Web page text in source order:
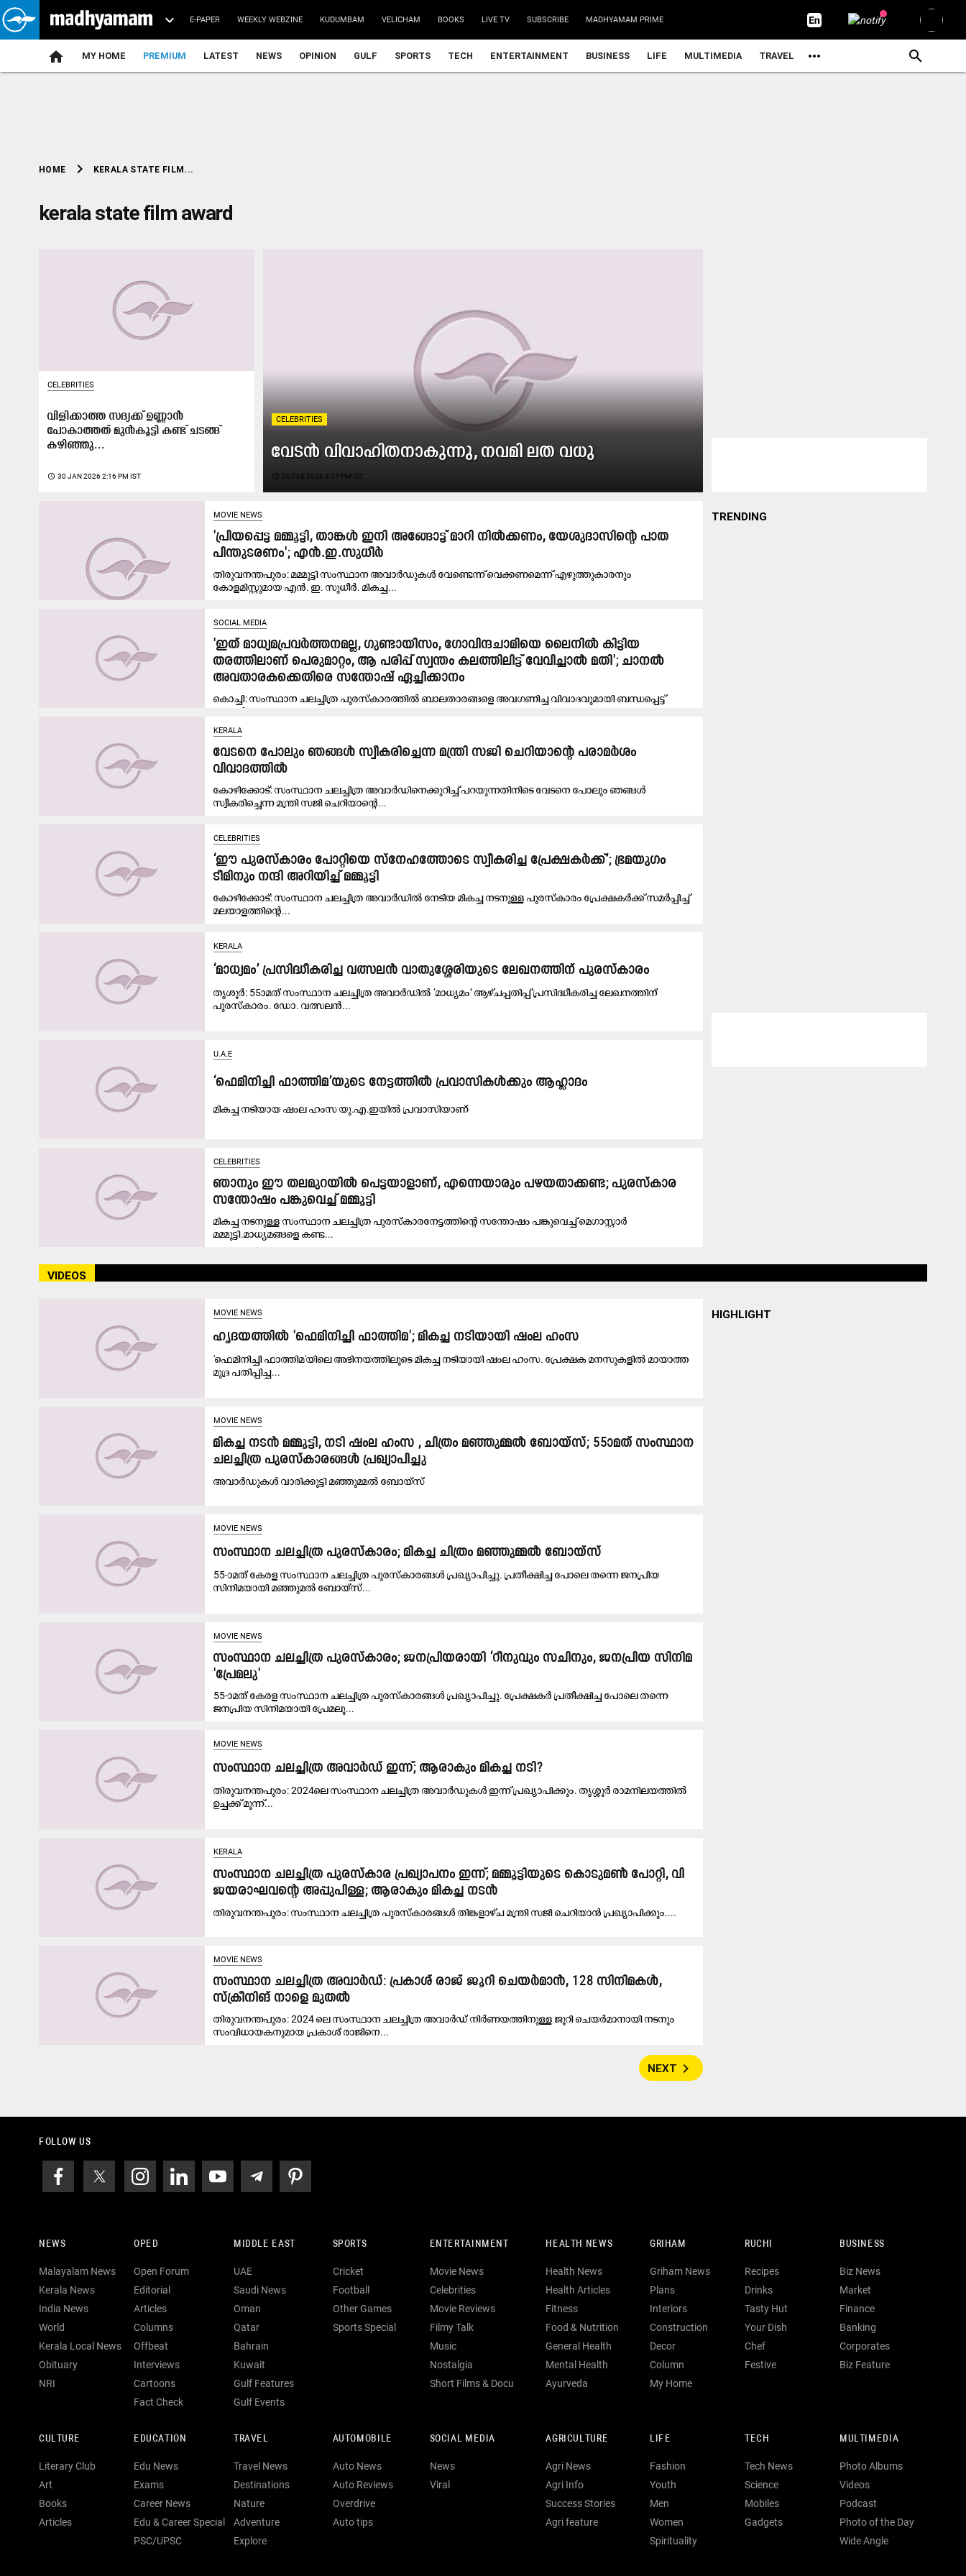
E-PAPER WEEKLY WEBZINE KUDUMBAM VELICHAM BOOKS LIVE TV SUBSCRIBE MADHYAMAM PRIME
home MY HOME PREMIUM LATEST NEWS OPINION GULF SPORTS TECH ENTERTAINMENT BUSINESS LIFE MULTIMEDIA TRAVEL
HOME chevron_right KERALA STATE FILM...
kerala state film award
CELEBRITIES
വേടൻ വിവാഹിതനാകുന്നു, നവമി ലത വധു
access_time 20 FEB 2026 4:17 PM IST
CELEBRITIES
വിളിക്കാത്ത സദ്യക്ക് ഉണ്ണാൻ
പോകാത്തത് മുൻകൂട്ടി കണ്ട് ചടങ്ങ്
കഴിഞ്ഞു...
access_time 30 JAN 2026 2:16 PM IST
MOVIE NEWS
'പ്രിയപ്പെട്ട മമ്മൂട്ടി, താങ്കൾ ഇനി അങ്ങോട്ട് മാറി നിൽക്കണം, യേശുദാസിന്റെ പാത
പിന്തുടരണം'; എൻ.ഇ.സുധീർ
തിരുവനന്തപുരം: മമ്മൂട്ടി സംസ്ഥാന അവാർഡുകൾ വേണ്ടെന്ന് വെക്കണമെന്ന് എഴുത്തുകാരനും
കോളമിസ്റ്റുമായ എൻ. ഇ. സുധീർ. മികച്ച...
SOCIAL MEDIA
'ഇത് മാധ്യമപ്രവർത്തനമല്ല, ഗുണ്ടായിസം, ഗോവിന്ദചാമിയെ ലൈനിൽ കിട്ടിയ
തരത്തിലാണ് പെരുമാറ്റം, ആ പരിപ്പ് സ്വന്തം കലത്തിലിട്ട് വേവിച്ചാൽ മതി'; ചാനൽ
അവതാരകക്കെതിരെ സന്തോഷ് ഏച്ചിക്കാനം
കൊച്ചി: സംസ്ഥാന ചലച്ചിത്ര പുരസ്കാരത്തിൽ ബാലതാരങ്ങളെ അവഗണിച്ച വിവാദവുമായി ബന്ധപ്പെട്ട്
ചാനൽ അവതാരകക്കെതിരെ കടുത്ത...
KERALA
വേടനെ പോലും ഞങ്ങൾ സ്വീകരിച്ചെന്ന മന്ത്രി സജി ചെറിയാന്റെ പരാമർശം
വിവാദത്തിൽ
കോഴിക്കോട്: സംസ്ഥാന ചലച്ചിത്ര അവാർഡിനെക്കുറിച്ച് പറയുന്നതിനിടെ വേടനെ പോലും ഞങ്ങൾ
സ്വീകരിച്ചെന്ന മന്ത്രി സജി ചെറിയാന്റെ...
CELEBRITIES
‘ഈ പുരസ്‌കാരം പോറ്റിയെ സ്‌നേഹത്തോടെ സ്വീകരിച്ച പ്രേക്ഷകർക്ക്’; ഭ്രമയുഗം
ടീമിനും നന്ദി അറിയിച്ച് മമ്മൂട്ടി
കോഴിക്കോട്: സംസ്ഥാന ചലച്ചിത്ര അവാർഡിൽ നേടിയ മികച്ച നടനുള്ള പുരസ്കാരം പ്രേക്ഷകർക്ക് സമർപ്പിച്ച്
മലയാളത്തിന്‍റെ...
KERALA
‘മാധ്യമം’ പ്രസിദ്ധീകരിച്ച വത്സലൻ വാതുശ്ശേരിയുടെ ലേഖനത്തിന് പുരസ്കാരം
തൃശൂർ: 55ാമത് സംസ്ഥാന ചലച്ചിത്ര അവാർഡിൽ ‘മാധ്യമം’ ആഴ്ചപ്പതിപ്പ് പ്രസിദ്ധീകരിച്ച ലേഖനത്തിന്
പുരസ്കാരം. ഡോ. വത്സലൻ...
U.A.E
‘ഫെമിനിച്ചി ഫാത്തിമ’യുടെ നേട്ടത്തിൽ പ്രവാസികൾക്കും ആഹ്ലാദം
മികച്ച നടിയായ ഷംല ഹംസ യു.എ.ഇയിൽ പ്രവാസിയാണ്​
CELEBRITIES
ഞാനും ഈ തലമുറയിൽ പെട്ടയാളാണ്, എന്നെയാരും പഴയതാക്കണ്ട; പുരസ്കാര
സന്തോഷം പങ്കുവെച്ച് മമ്മൂട്ടി
മികച്ച നടനുള്ള സംസ്ഥാന ചലച്ചിത്ര പുരസ്കാരനേട്ടത്തിന്റെ സന്തോഷം പങ്കുവെച്ച് മെഗാസ്റ്റാർ
മമ്മൂട്ടി.മാധ്യമങ്ങളെ കണ്ട...
TRENDING
VIDEOS
MOVIE NEWS
ഹൃദയത്തിൽ 'ഫെമിനിച്ചി ഫാത്തിമ'; മികച്ച നടിയായി ഷംല ഹംസ
'ഫെമിനിച്ചി ഫാത്തിമ'യിലെ അഭിനയത്തിലൂടെ മികച്ച നടിയായി ഷംല ഹംസ. പ്രേക്ഷക മനസുകളിൽ മായാത്ത
മുദ്ര പതിപ്പിച്ച...
MOVIE NEWS
മികച്ച നടൻ ​മമ്മൂട്ടി, നടി ഷംല ഹംസ , ചിത്രം മഞ്ഞുമ്മൽ ബോയ്സ്; 55ാമത് സംസ്ഥാന
ചലച്ചിത്ര പുരസ്കാരങ്ങൾ പ്രഖ്യാപിച്ചു
അവാർഡുകൾ വാരിക്കൂട്ടി മഞ്ഞുമ്മൽ ബോയ്സ്
MOVIE NEWS
സംസ്ഥാന ചലച്ചിത്ര പുരസ്കാരം; മികച്ച ചിത്രം മഞ്ഞുമ്മൽ ബോയ്സ്
55-ാമത് കേരള സംസ്ഥാന ചലച്ചിത്ര പുരസ്കാരങ്ങൾ പ്രഖ്യാപിച്ചു. പ്രതീക്ഷിച്ച പോലെ തന്നെ ജനപ്രിയ
സിനിമയായി മഞ്ഞുമൽ ബോയ്സ്...
MOVIE NEWS
സംസ്ഥാന ചലച്ചിത്ര പുരസ്കാരം; ജനപ്രിയരായി ‘റീനുവും സചിനും, ജനപ്രിയ സിനിമ
'പ്രേമലു'
55-ാമത് കേരള സംസ്ഥാന ചലച്ചിത്ര പുരസ്കാരങ്ങൾ പ്രഖ്യാപിച്ചു. പ്രേക്ഷകർ പ്രതീക്ഷിച്ച പോലെ തന്നെ
ജനപ്രിയ സിനിമയായി പ്രേമലു...
MOVIE NEWS
സംസ്ഥാന ചലച്ചിത്ര അവാര്‍ഡ് ഇന്ന്; ആരാകും മികച്ച നടി?
തിരുവനന്തപുരം: 2024ലെ സംസ്ഥാന ചലച്ചിത്ര അവാര്‍ഡുകൾ ഇന്ന് പ്രഖ്യാപിക്കും. തൃശ്ശൂര്‍ രാമനിലയത്തില്‍
ഉച്ചക്ക് മൂന്ന്...
KERALA
സംസ്ഥാന ചലച്ചിത്ര പുരസ്കാര പ്രഖ്യാപനം ഇന്ന്; മമ്മൂട്ടിയുടെ കൊ​ടു​മ​ൺ പോ​റ്റി, വി​
ജ​യ​രാ​ഘ​വ​ന്‍റെ അ​പ്പു​പി​ള്ള​; ആരാകും മികച്ച നടൻ
തി​രു​വ​ന​ന്ത​പു​രം: സം​സ്ഥാ​ന ച​ല​ച്ചി​ത്ര പു​ര​സ്കാ​ര​ങ്ങ​ൾ തി​ങ്ക​ളാ​ഴ്ച മ​ന്ത്രി സ​ജി ചെ​റി​യാ​ൻ പ്ര​ഖ്യാ​പി​ക്കും....
MOVIE NEWS
സംസ്ഥാന ചലച്ചിത്ര അവാർഡ്: പ്രകാശ് രാജ് ജൂറി ചെയർമാൻ, 128 സിനിമകൾ,
സ്ക്രീനിങ് നാളെ മുതൽ
തിരുവനന്തപുരം: 2024 ലെ സംസ്ഥാന ചലച്ചിത്ര അവാർഡ് നിർണയത്തിനുള്ള ജൂറി ചെയർമാനായി നടനും
സംവിധായകനുമായ പ്രകാശ് രാജിനെ...
HIGHLIGHT
NEXT navigate_next
FOLLOW US
NEWS
Malayalam News
Kerala News
India News
World
Kerala Local News
Obituary
NRI
OPED
Open Forum
Editorial
Articles
Columns
Offbeat
Interviews
Cartoons
Fact Check
MIDDLE EAST
UAE
Saudi News
Oman
Qatar
Bahrain
Kuwait
Gulf Features
Gulf Events
SPORTS
Cricket
Football
Other Games
Sports Special
ENTERTAINMENT
Movie News
Celebrities
Movie Reviews
Filmy Talk
Music
Nostalgia
Short Films & Docu
HEALTH NEWS
Health News
Health Articles
Fitness
Food & Nutrition
General Health
Mental Health
Ayurveda
GRIHAM
Griham News
Plans
Interiors
Construction
Decor
Column
My Home
RUCHI
Recipes
Drinks
Tasty Hut
Your Dish
Chef
Festive
BUSINESS
Biz News
Market
Finance
Banking
Corporates
Biz Feature
CULTURE
Literary Club
Art
Books
Articles
EDUCATION
Edu News
Exams
Career News
Edu & Career Special
PSC/UPSC
TRAVEL
Travel News
Destinations
Nature
Adventure
Explore
AUTOMOBILE
Auto News
Auto Reviews
Overdrive
Auto tips
SOCIAL MEDIA
News
Viral
AGRICULTURE
Agri News
Agri Info
Success Stories
Agri feature
LIFE
Fashion
Youth
Men
Women
Spirituality
TECH
Tech News
Science
Mobiles
Gadgets
MULTIMEDIA
Photo Albums
Videos
Podcast
Photo of the Day
Wide Angle